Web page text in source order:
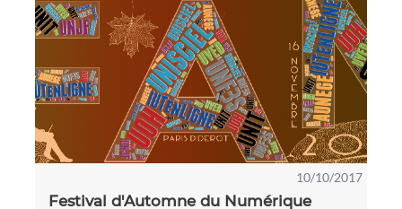
10/10/2017
Festival d'Automne du Numérique